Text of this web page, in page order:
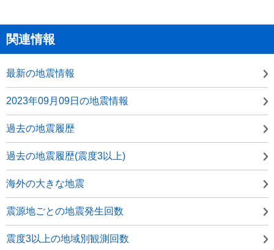
関連情報
最新の地震情報
2023年09月09日の地震情報
過去の地震履歴
過去の地震履歴(震度3以上)
海外の大きな地震
震源地ごとの地震発生回数
震度3以上の地域別観測回数